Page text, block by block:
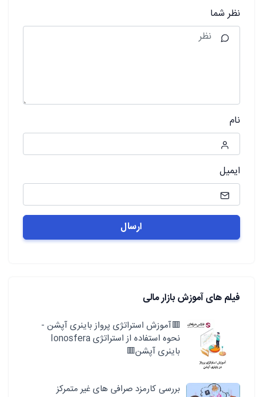
نظر شما
نام
ایمیل
فیلم های آموزش بازار مالی
🟥آموزش استراتژی پرواز باینری آپشن -
نحوه استفاده از استراتژی Ionosfera
باینری آپشن🟥
بررسی کارمزد صرافی های غیر متمرکز